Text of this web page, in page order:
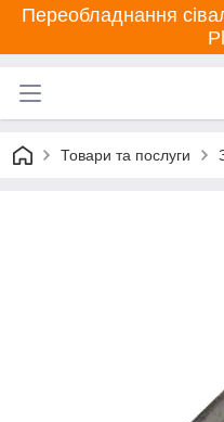
Переобладнання
Товари та послуги